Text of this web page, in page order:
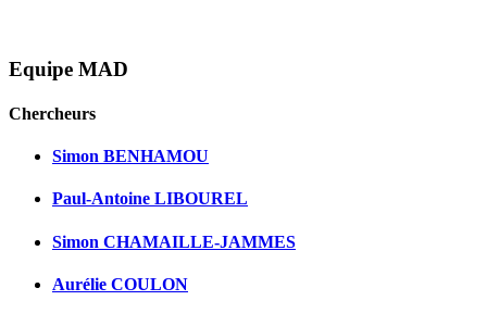
Equipe MAD
Chercheurs
Simon BENHAMOU
Paul-Antoine LIBOUREL
Simon CHAMAILLE-JAMMES
Aurélie COULON